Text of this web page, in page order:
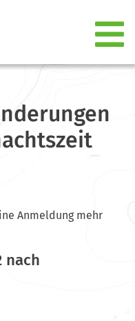
Anmeldung mehr
nach